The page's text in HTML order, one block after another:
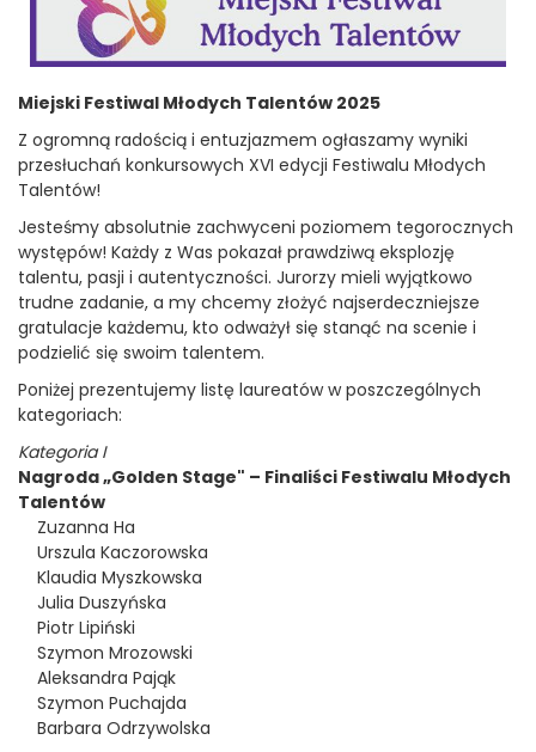
Miejski Festiwal Młodych Talentów 2025
Z ogromną radością i entuzjazmem ogłaszamy wyniki
przesłuchań konkursowych XVI edycji Festiwalu Młodych
Talentów!
Jesteśmy absolutnie zachwyceni poziomem tegorocznych
występów! Każdy z Was pokazał prawdziwą eksplozję
talentu, pasji i autentyczności. Jurorzy mieli wyjątkowo
trudne zadanie, a my chcemy złożyć najserdeczniejsze
gratulacje każdemu, kto odważył się stanąć na scenie i
podzielić się swoim talentem.
Poniżej prezentujemy listę laureatów w poszczególnych
kategoriach:
Kategoria I
Nagroda „Golden Stage" – Finaliści Festiwalu Młodych
Talentów
Zuzanna Ha
Urszula Kaczorowska
Klaudia Myszkowska
Julia Duszyńska
Piotr Lipiński
Szymon Mrozowski
Aleksandra Pająk
Szymon Puchajda
Barbara Odrzywolska